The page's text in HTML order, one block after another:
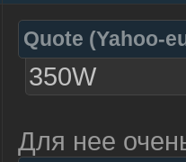
Quote (Yahoo-
350W
Для нее